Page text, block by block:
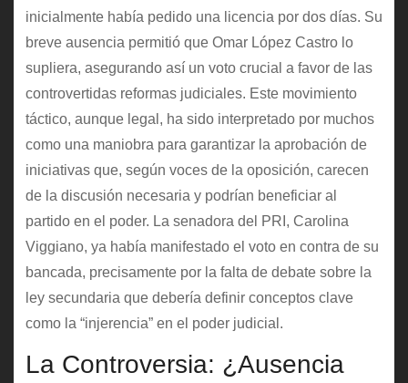
inicialmente había pedido una licencia por dos días. Su
breve ausencia permitió que Omar López Castro lo
supliera, asegurando así un voto crucial a favor de las
controvertidas reformas judiciales. Este movimiento
táctico, aunque legal, ha sido interpretado por muchos
como una maniobra para garantizar la aprobación de
iniciativas que, según voces de la oposición, carecen
de la discusión necesaria y podrían beneficiar al
partido en el poder. La senadora del PRI, Carolina
Viggiano, ya había manifestado el voto en contra de su
bancada, precisamente por la falta de debate sobre la
ley secundaria que debería definir conceptos clave
como la “injerencia” en el poder judicial.
La Controversia: ¿Ausencia